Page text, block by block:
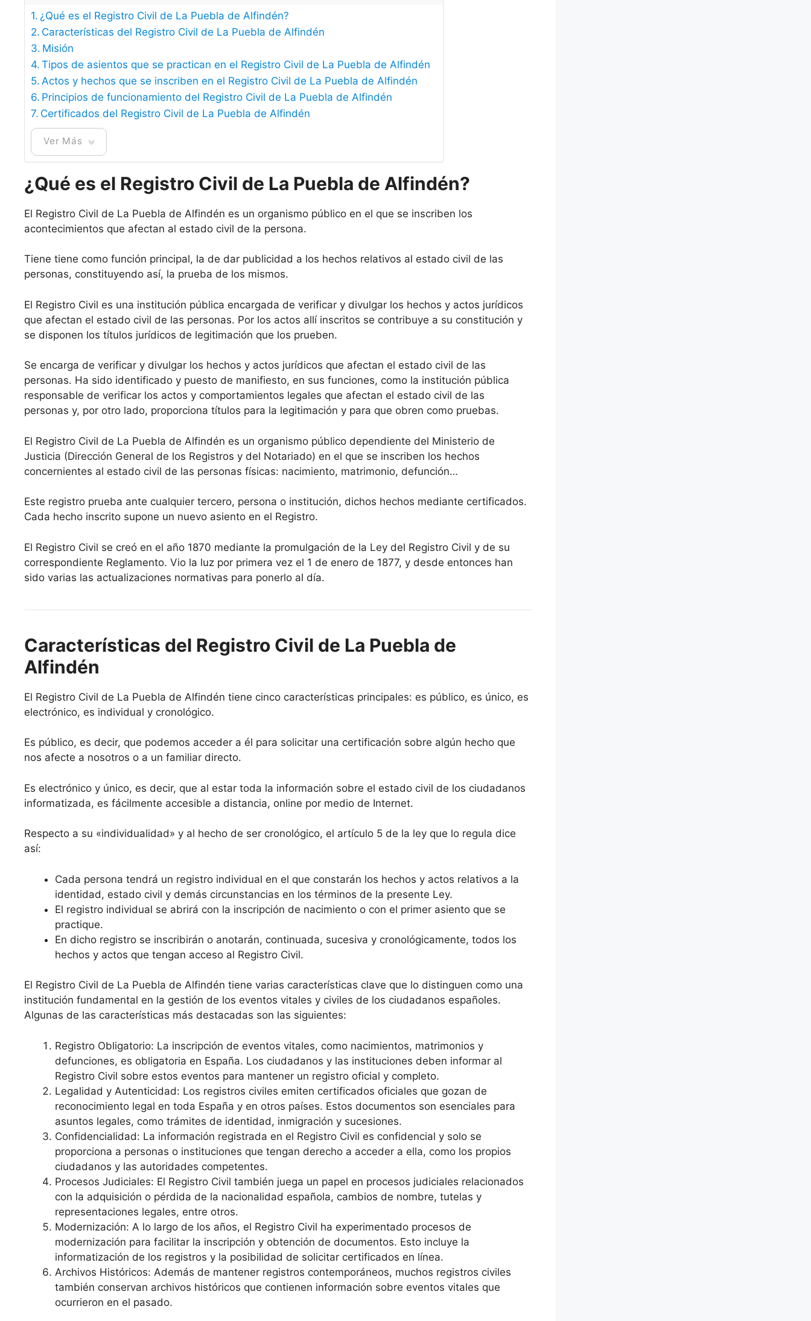
¿Qué es el Registro Civil de La Puebla de Alfindén?
Características del Registro Civil de La Puebla de Alfindén
Misión
Tipos de asientos que se practican en el Registro Civil de La Puebla de Alfindén
Actos y hechos que se inscriben en el Registro Civil de La Puebla de Alfindén
Principios de funcionamiento del Registro Civil de La Puebla de Alfindén
Certificados del Registro Civil de La Puebla de Alfindén
Ver Más
¿Qué es el Registro Civil de La Puebla de Alfindén?
El Registro Civil de La Puebla de Alfindén es un organismo público en el que se inscriben los
acontecimientos que afectan al estado civil de la persona.
Tiene tiene como función principal, la de dar publicidad a los hechos relativos al estado civil de las
personas, constituyendo así, la prueba de los mismos.
El Registro Civil es una institución pública encargada de verificar y divulgar los hechos y actos jurídicos
que afectan el estado civil de las personas. Por los actos allí inscritos se contribuye a su constitución y
se disponen los títulos jurídicos de legitimación que los prueben.
Se encarga de verificar y divulgar los hechos y actos jurídicos que afectan el estado civil de las
personas. Ha sido identificado y puesto de manifiesto, en sus funciones, como la institución pública
responsable de verificar los actos y comportamientos legales que afectan el estado civil de las
personas y, por otro lado, proporciona títulos para la legitimación y para que obren como pruebas.
El Registro Civil de La Puebla de Alfindén es un organismo público dependiente del Ministerio de
Justicia (Dirección General de los Registros y del Notariado) en el que se inscriben los hechos
concernientes al estado civil de las personas físicas: nacimiento, matrimonio, defunción…
Este registro prueba ante cualquier tercero, persona o institución, dichos hechos mediante certificados.
Cada hecho inscrito supone un nuevo asiento en el Registro.
El Registro Civil se creó en el año 1870 mediante la promulgación de la Ley del Registro Civil y de su
correspondiente Reglamento. Vio la luz por primera vez el 1 de enero de 1877, y desde entonces han
sido varias las actualizaciones normativas para ponerlo al día.
Características del Registro Civil de La Puebla de
Alfindén
El Registro Civil de La Puebla de Alfindén tiene cinco características principales: es público, es único, es
electrónico, es individual y cronológico.
Es público, es decir, que podemos acceder a él para solicitar una certificación sobre algún hecho que
nos afecte a nosotros o a un familiar directo.
Es electrónico y único, es decir, que al estar toda la información sobre el estado civil de los ciudadanos
informatizada, es fácilmente accesible a distancia, online por medio de Internet.
Respecto a su «individualidad» y al hecho de ser cronológico, el artículo 5 de la ley que lo regula dice
así:
Cada persona tendrá un registro individual en el que constarán los hechos y actos relativos a la
identidad, estado civil y demás circunstancias en los términos de la presente Ley.
El registro individual se abrirá con la inscripción de nacimiento o con el primer asiento que se
practique.
En dicho registro se inscribirán o anotarán, continuada, sucesiva y cronológicamente, todos los
hechos y actos que tengan acceso al Registro Civil.
El Registro Civil de La Puebla de Alfindén tiene varias características clave que lo distinguen como una
institución fundamental en la gestión de los eventos vitales y civiles de los ciudadanos españoles.
Algunas de las características más destacadas son las siguientes:
Registro Obligatorio: La inscripción de eventos vitales, como nacimientos, matrimonios y
defunciones, es obligatoria en España. Los ciudadanos y las instituciones deben informar al
Registro Civil sobre estos eventos para mantener un registro oficial y completo.
Legalidad y Autenticidad: Los registros civiles emiten certificados oficiales que gozan de
reconocimiento legal en toda España y en otros países. Estos documentos son esenciales para
asuntos legales, como trámites de identidad, inmigración y sucesiones.
Confidencialidad: La información registrada en el Registro Civil es confidencial y solo se
proporciona a personas o instituciones que tengan derecho a acceder a ella, como los propios
ciudadanos y las autoridades competentes.
Procesos Judiciales: El Registro Civil también juega un papel en procesos judiciales relacionados
con la adquisición o pérdida de la nacionalidad española, cambios de nombre, tutelas y
representaciones legales, entre otros.
Modernización: A lo largo de los años, el Registro Civil ha experimentado procesos de
modernización para facilitar la inscripción y obtención de documentos. Esto incluye la
informatización de los registros y la posibilidad de solicitar certificados en línea.
Archivos Históricos: Además de mantener registros contemporáneos, muchos registros civiles
también conservan archivos históricos que contienen información sobre eventos vitales que
ocurrieron en el pasado.